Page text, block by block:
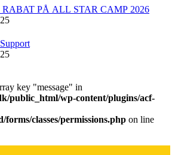
PÅ ALL STAR CAMP 2026
key "message" in
public_html/wp-content/plugins/acf-
classes/permissions.php on line